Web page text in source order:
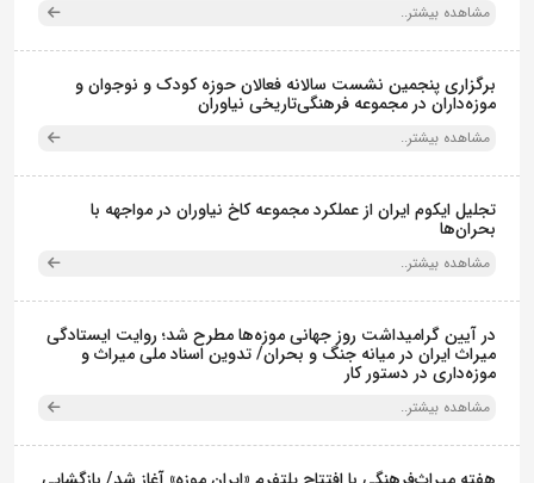
مشاهده بیشتر..
برگزاری پنجمین نشست سالانه فعالان حوزه کودک و نوجوان و
موزه‌داران در مجموعه فرهنگی‌تاریخی نیاوران
مشاهده بیشتر..
تجلیل ایکوم ایران از عملکرد مجموعه کاخ نیاوران در مواجهه با
بحران‌ها
مشاهده بیشتر..
در آیین گرامیداشت روز جهانی موزه‌ها مطرح شد؛ روایت ایستادگی
میراث ایران در میانه جنگ و بحران/ تدوین اسناد ملی میراث و
موزه‌داری در دستور کار
مشاهده بیشتر..